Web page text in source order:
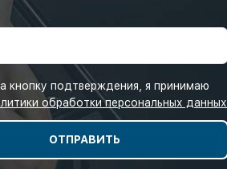
кнопку подтверждения, я принимаю
обработки персональных данных